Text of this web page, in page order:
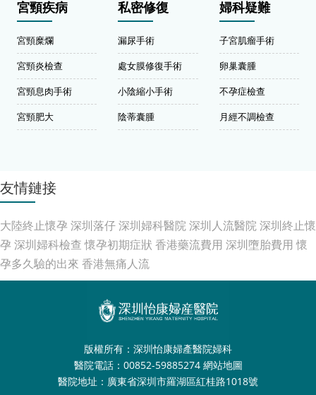
宮頸疾病
宮頸糜爛
宮頸炎檢查
宮頸息肉手術
宮頸肥大
私密修復
漏尿手術
處女膜修復手術
小陰縮小手術
陰蒂囊腫
婦科疑難
子宮肌瘤手術
卵巢囊腫
不孕症檢查
月經不調檢查
友情鏈接
大陸終止懷孕 深圳落仔深圳婦科醫院深圳人流醫院深圳終止懷
孕 深圳婦科檢查 懷孕初期症狀 香港藥流費用 深圳墮胎費用 懷
孕多久驗的出來 香港無痛人流
版權所有：深圳怡康婦產醫院婦科
醫院電話：00852-59885274 網站地圖
醫院地址：廣東省深圳市羅湖區紅桂路1018號